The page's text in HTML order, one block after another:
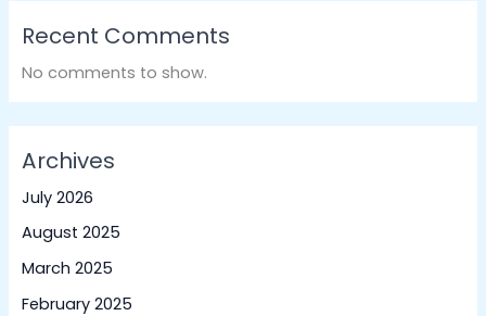
Recent Comments
No comments to show.
Archives
July 2026
August 2025
March 2025
February 2025